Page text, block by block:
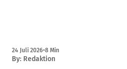
24 Juli 2026•8 Min
By: Redaktion